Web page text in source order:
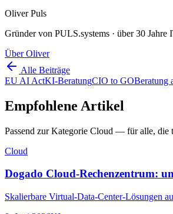
Oliver Puls
Gründer von PULS.systems · über 30
Über Oliver
Alle Beiträge
EU AI ActKI-BeratungCIO to GOBeratung
Empfohlene Artikel
Passend zur Kategorie Cloud — für alle, die
Cloud
Dogado Cloud-Rechenzentrum:
Skalierbare Virtual-Data-Center-Lösungen